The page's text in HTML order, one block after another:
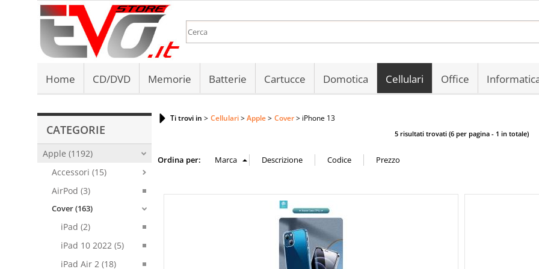
Per
Hai
Home CD/DVD Memorie Batterie Cartucce Domotica Cellulari Office
CATEGORIE
Apple (1192)
Accessori (15)
AirPod (3)
Cover (163)
iPad (2)
iPad 10 2022 (5)
iPad Air 2 (18)
Ti trovi in Cellulari Apple Cover iPhone 13
5 risultati trovati (6 per pagina - 1 in totale)
Ordina per: